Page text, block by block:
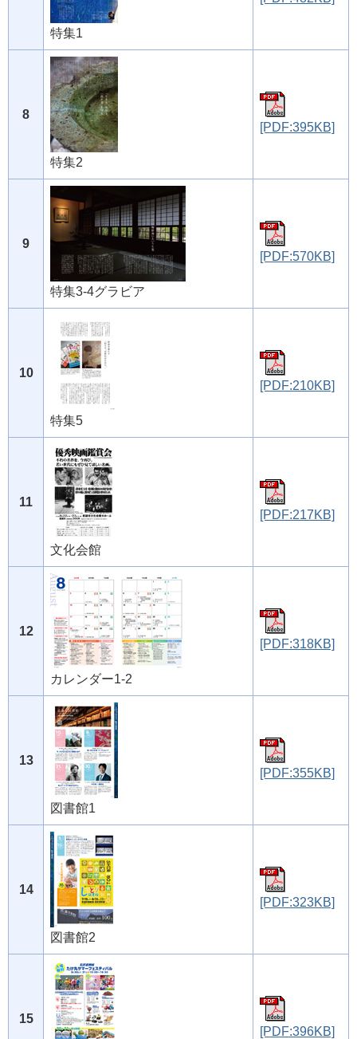
特集1
8
特集2
[PDF:395KB]
9
特集3-4グラビア
[PDF:570KB]
10
特集5
[PDF:210KB]
11
文化会館
[PDF:217KB]
12
カレンダー1-2
[PDF:318KB]
13
図書館1
[PDF:355KB]
14
図書館2
[PDF:323KB]
15
[PDF:396KB]